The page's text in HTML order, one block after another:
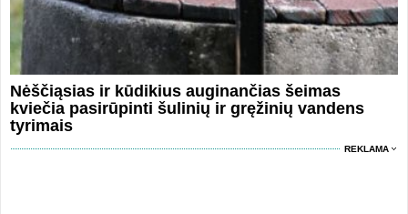
Nėščiąsias ir kūdikius auginančias šeimas
kviečia pasirūpinti šulinių ir gręžinių vandens
tyrimais
REKLAMA